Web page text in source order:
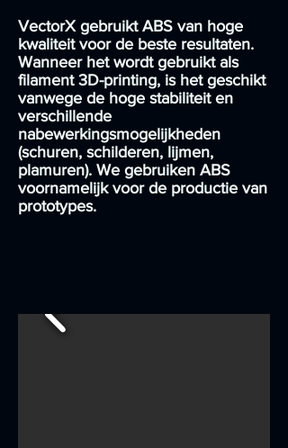
VectorX gebruikt ABS van hoge
kwaliteit voor de beste resultaten.
Wanneer het wordt gebruikt als
filament 3D-printing, is het geschikt
vanwege de hoge stabiliteit en
verschillende
nabewerkingsmogelijkheden
(schuren, schilderen, lijmen,
plamuren). We gebruiken ABS
voornamelijk voor de productie van
prototypes.